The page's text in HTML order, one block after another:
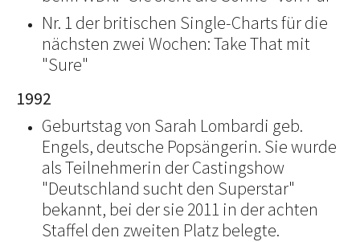
Nr. 1 der britischen Single-Charts für die
nächsten zwei Wochen: Take That mit
"Sure"
1992
Geburtstag von Sarah Lombardi geb.
Engels, deutsche Popsängerin. Sie wurde
als Teilnehmerin der Castingshow
"Deutschland sucht den Superstar"
bekannt, bei der sie 2011 in der achten
Staffel den zweiten Platz belegte.